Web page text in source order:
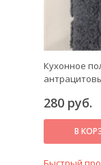
Кухонное
280 руб.
В